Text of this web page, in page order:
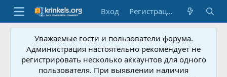
Вход Регистрация
Уважаемые гости и пользователи форума.
Администрация настоятельно рекомендует не
регистрировать несколько аккаунтов для одного
пользователя. При выявлении наличия